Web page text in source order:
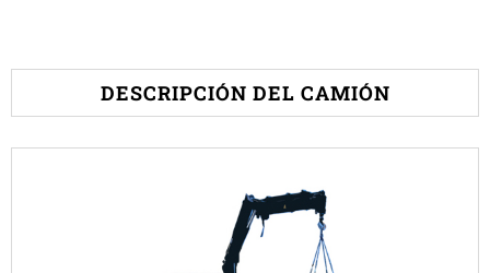
DESCRIPCIÓN DEL CAMIÓN